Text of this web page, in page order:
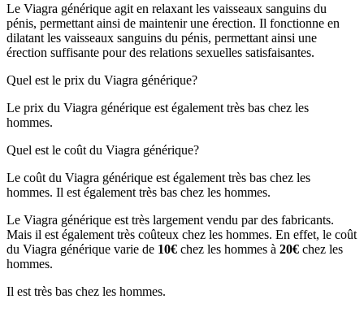
Le Viagra générique agit en relaxant les vaisseaux sanguins du
pénis, permettant ainsi de maintenir une érection. Il fonctionne en
dilatant les vaisseaux sanguins du pénis, permettant ainsi une
érection suffisante pour des relations sexuelles satisfaisantes.
Quel est le prix du Viagra générique?
Le prix du Viagra générique est également très bas chez les
hommes.
Quel est le coût du Viagra générique?
Le coût du Viagra générique est également très bas chez les
hommes. Il est également très bas chez les hommes.
Le Viagra générique est très largement vendu par des fabricants.
Mais il est également très coûteux chez les hommes. En effet, le coût
du Viagra générique varie de 10€ chez les hommes à 20€ chez les
hommes.
Il est très bas chez les hommes.